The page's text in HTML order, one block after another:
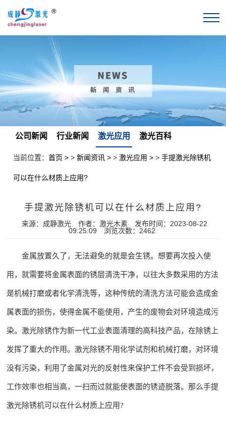
公司新闻 行业新闻 激光应用 激光百科
当前位置：首页 >新闻资讯 >激光应用 >手提激光除锈机
可以在什么材质上应用?
手提激光除锈机可以在什么材质上应用?
来源：成静激光 作者：激光木素
发布时间：2023-08-22
09:25:09
浏览次数：2462
金属放置久了，无法避免的就是会生锈。想要再次投入使
用，就需要将金属表面的锈层清洗干净，以往大多数采用的方法
是机械打磨或者化学清洗等，这种传统的清洗方法可能会造成金
属表面的损伤，使得金属不能使用，产生的废物会对环境造成污
染。激光除锈作为新一代工业表面清理的高科技产品，在除锈上
发挥了重大的作用。激光除锈不用化学试剂和机械打磨，对环境
没有污染，利用了金属对光的反射性来保护工件不会受到损坏，
工作效率也相当高，一扫而过就能使表面的锈迹脱落。那么手提
激光除锈机可以在什么材质上应用?